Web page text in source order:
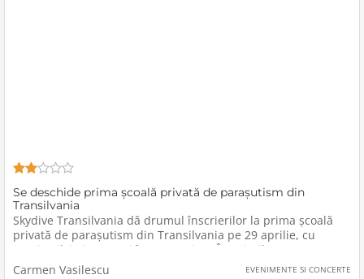
Se deschide prima școală privată de parașutism din
Transilvania
Skydive Transilvania dă drumul înscrierilor la prima școală
privată de parașutism din Transilvania pe 29 aprilie, cu
ocazia Zilei Siguranței în Parașutism. Înscrierile se vor putea
face la fața locului sau ulterior pe site-ul
Carmen Vasilescu EVENIMENTE SI CONCERTE